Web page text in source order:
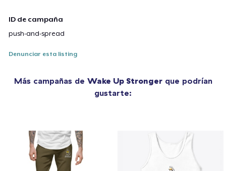
ID de campaña
push-and-spread
Denunciar esta listing
Más campañas de Wake Up Strongerque podrían
gustarte: